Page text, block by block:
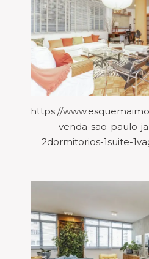
https://
venda-sao-paulo-
2dormitorios-1suite-